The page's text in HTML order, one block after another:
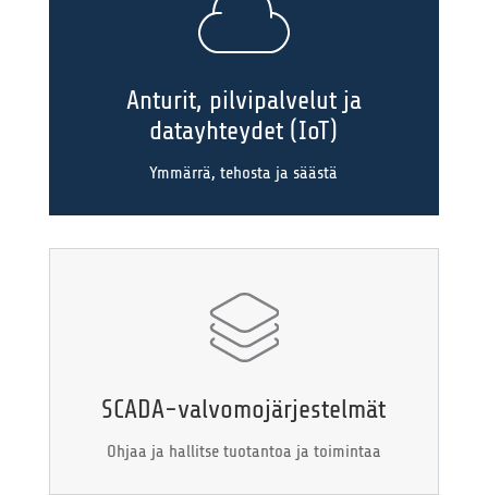
Anturit, pilvipalvelut ja
datayhteydet (IoT)
Ymmärrä, tehosta ja säästä
SCADA-valvomojärjestelmät
Ohjaa ja hallitse tuotantoa ja toimintaa